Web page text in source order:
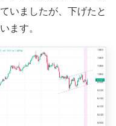
いましたが、下げたと
ます。